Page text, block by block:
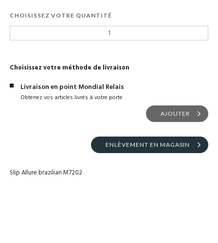
CHOISISSEZ VOTRE QUANTITÉ
Choisissez votre méthode de livraison
Livraison en point Mondial Relais
Obtenez vos articles livrés à votre porte
AJOUTER
ENLÈVEMENT EN MAGASIN
Slip Allure brazilian M7202